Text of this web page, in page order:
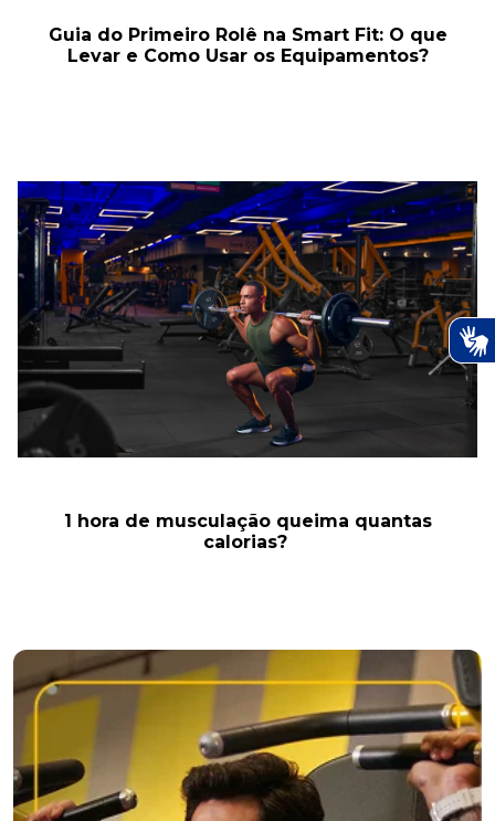
Guia do Primeiro Rolê na Smart Fit: O que
Levar e Como Usar os Equipamentos?
1 hora de musculação queima quantas
calorias?